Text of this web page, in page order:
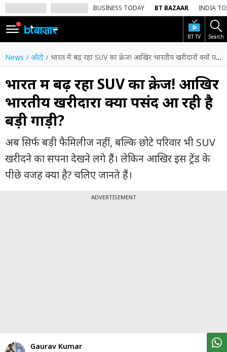
BUSINESS TODAY BT BAZAAR INDIA
BT TV Search
SIGN
IN
Dark
Mode
होम
शेयर
बाज़ार
वीडियो
ट्रेंडिंग
News ऑटो भारत में बढ़ रहा SUV का क्रेज! आखिर भारतीय खरीदारों क्यों पसंद आ रही है बड़ी गाड़ी?
भारत में बढ़ रहा SUV का क्रेज! आखिर
भारतीय खरीदारों क्यों पसंद आ रही है
बड़ी गाड़ी?
अब सिर्फ बड़ी फैमिलीज नहीं, बल्कि छोटे परिवार भी SUV
खरीदने का सपना देखने लगे हैं। लेकिन आखिर इस ट्रेंड के
पीछे वजह क्या है? चलिए जानते हैं।
ADVERTISEMENT
Gaurav Kumar